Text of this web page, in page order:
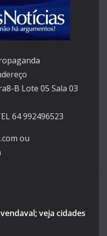
B Lote 05 Sala 03
64 992496523
ou
veja cidades